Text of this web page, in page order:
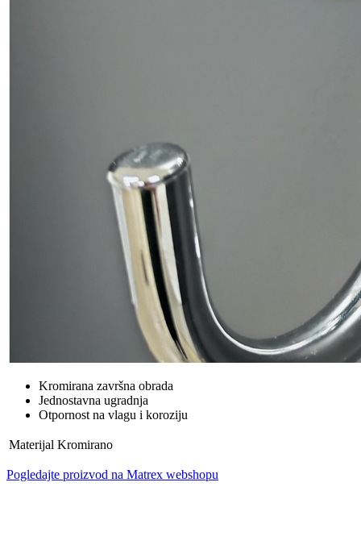
Kromirana završna obrada
Jednostavna ugradnja
Otpornost na vlagu i koroziju
Materijal Kromirano
Pogledajte proizvod na Matrex webshopu